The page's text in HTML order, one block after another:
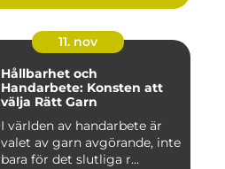
11. nov
Hållbarhet och
Handarbete: Konsten att
välja Rätt Garn
I världen av handarbete är
valet av garn avgörande, inte
bara för det slutliga r...